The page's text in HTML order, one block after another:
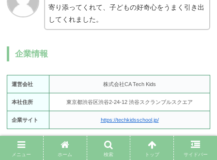
寄り添ってくれて、子どもの好奇心をうまく引き出
してくれました。
企業情報
運営会社 株式会社CA Tech Kids
本社住所 東京都渋谷区渋谷2-24-12 渋谷スクランブルスクエア
企業サイト https://techkidsschool.jp/
公式サイトをチェック！
メニュー ホーム 検索 トップ サイドバー